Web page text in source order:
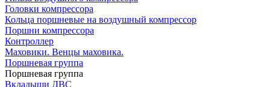
Головки компрессора
Кольца поршневые на воздушный компрессор
Поршни компрессора
Контроллер
Маховики. Венцы маховика.
Поршневая группа
Поршневая группа
Вкладыши ДВС